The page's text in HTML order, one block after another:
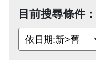
目前搜尋條件：